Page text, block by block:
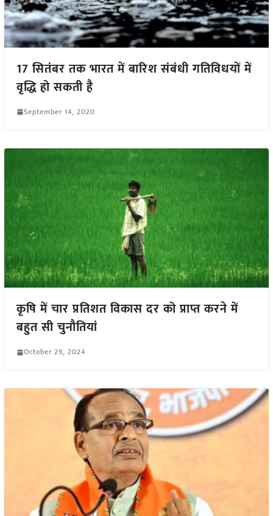
17 सितंबर तक भारत में बारिश संबंधी गतिविधयों में
वृद्धि हो सकती है
September 14, 2020
कृषि में चार प्रतिशत विकास दर को प्राप्त करने में
बहुत सी चुनौतियां
October 29, 2024